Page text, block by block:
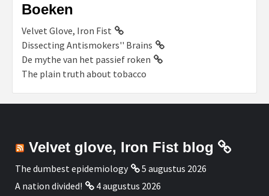
Boeken
Velvet Glove, Iron Fist
Dissecting Antismokers'' Brains
De mythe van het passief roken
The plain truth about tobacco
Velvet glove, Iron Fist blog
The dumbest epidemiology
5 augustus 2026
A nation divided!
4 augustus 2026